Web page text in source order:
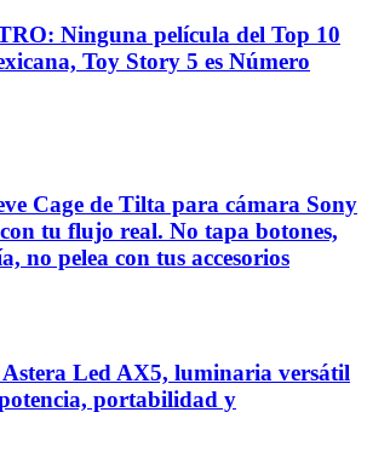
Ninguna película del Top 10
Toy Story 5 es Número
Cage de Tilta para cámara Sony
tu flujo real. No tapa botones,
no pelea con tus accesorios
Led AX5, luminaria versátil
portabilidad y